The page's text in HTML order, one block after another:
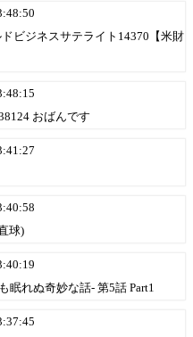
ビジネスサテライト14370【米財
おばんです
球)
眠れぬ奇妙な話- 第5話 Part1